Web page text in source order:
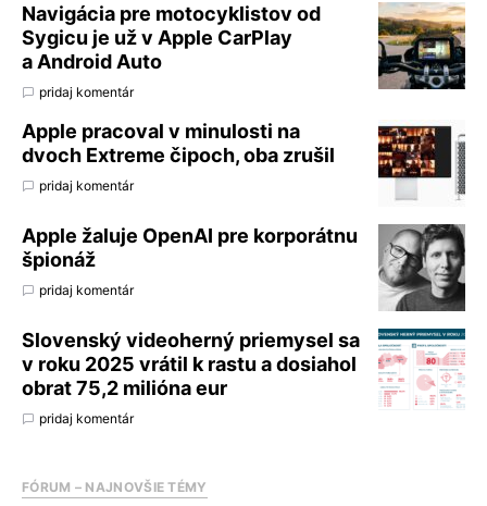
Navigácia pre motocyklistov od
Sygicu je už v Apple CarPlay
a Android Auto
pridaj komentár
Apple pracoval v minulosti na
dvoch Extreme čipoch, oba zrušil
pridaj komentár
Apple žaluje OpenAI pre korporátnu
špionáž
pridaj komentár
Slovenský videoherný priemysel sa
v roku 2025 vrátil k rastu a dosiahol
obrat 75,2 milióna eur
pridaj komentár
FÓRUM – NAJNOVŠIE TÉMY